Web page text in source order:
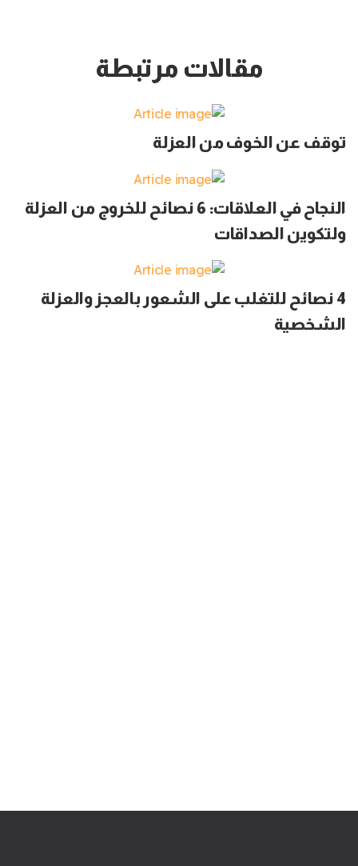
مقالات مرتبطة
توقف عن الخوف من العزلة
النجاح في العلاقات: 6 نصائح للخروج من العزلة
ولتكوين الصداقات
4 نصائح للتغلب على الشعور بالعجز والعزلة
الشخصية